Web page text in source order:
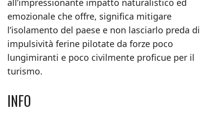
all’impressionante impatto naturalistico ed
emozionale che offre, significa mitigare
l’isolamento del paese e non lasciarlo preda di
impulsività ferine pilotate da forze poco
lungimiranti e poco civilmente proficue per il
turismo.
INFO